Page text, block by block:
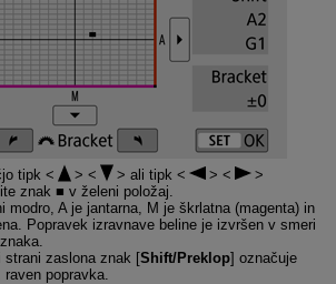
tipk
ali tipk
znak ■ v želeni položaj.
modro, A je jantarna, M je škrlatna (magenta) in
Popravek izravnave beline je izvršen v smeri
strani zaslona znak [Shift/Preklop] označuje
popravka.